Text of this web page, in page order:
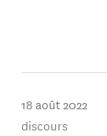
18 août 2022
discours